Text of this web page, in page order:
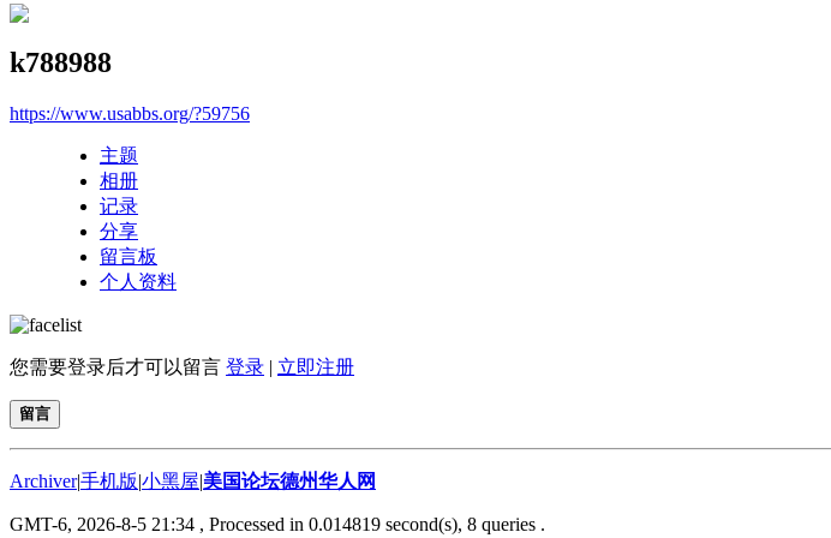
k788988
https://www.usabbs.org/?59756
主题
相册
记录
分享
留言板
个人资料
您需要登录后才可以留言 登录 | 立即注册
留言
Archiver|手机版|小黑屋|美国论坛德州华人网
GMT-6, 2026-8-5 21:34 , Processed in 0.014819 second(s), 8 queries .